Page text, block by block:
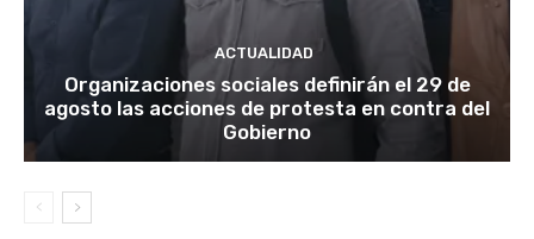
ACTUALIDAD
Organizaciones sociales definirán el 29 de
agosto las acciones de protesta en contra del
Gobierno